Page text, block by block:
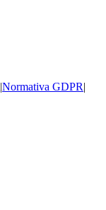
|Normativa GDPR|